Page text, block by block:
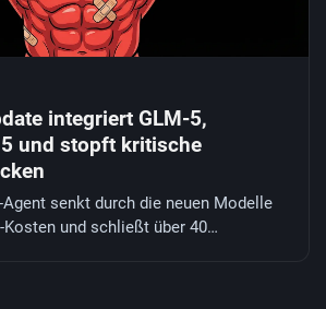
integriert GLM-5,
und stopft kritische
Agent senkt durch die neuen Modelle
und schließt über 40